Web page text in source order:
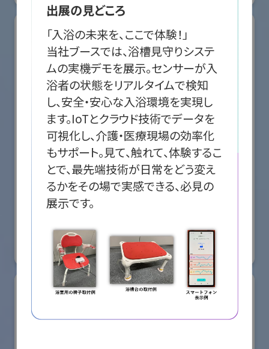
出展の見どころ
「入浴の未来を、ここで体験！」
当社ブースでは、浴槽見守りシステ
ムの実機デモを展示。センサーが入
浴者の状態をリアルタイムで検知
し、安全・安心な入浴環境を実現し
ます。IoTとクラウド技術でデータを
可視化し、介護・医療現場の効率化
もサポート。見て、触れて、体験するこ
とで、最先端技術が日常をどう変え
るかをその場で実感できる、必見の
展示です。
株式会社クリエイティブテクノロジー
#スマートプロダクションロボット #スマートコミュニティロボット
リアル会場小間番号 : E5-08